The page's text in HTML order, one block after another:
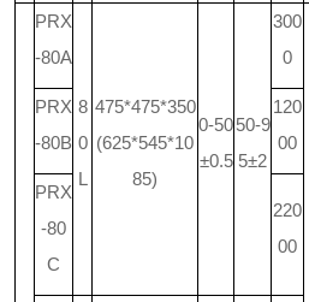
PRX
-80A
8
0
L
475*475*350
(625*545*10
85)
0-50
±0.5
50-9
5±2
300
0
PRX
-80B
120
00
PRX
-80
C
220
00